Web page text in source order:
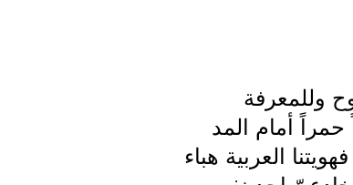
وللمعرفة
حمراً أمام المد
العربية هباء